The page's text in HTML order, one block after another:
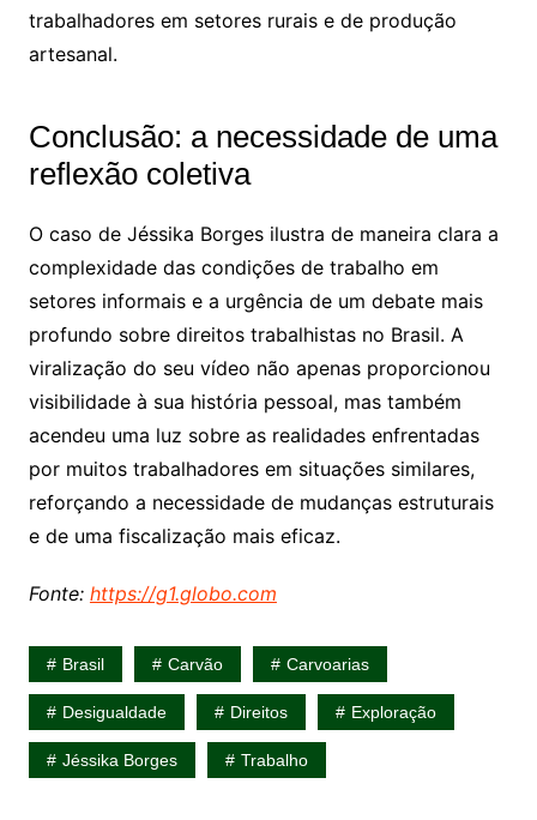
trabalhadores em setores rurais e de produção
artesanal.
Conclusão: a necessidade de uma
reflexão coletiva
O caso de Jéssika Borges ilustra de maneira clara a
complexidade das condições de trabalho em
setores informais e a urgência de um debate mais
profundo sobre direitos trabalhistas no Brasil. A
viralização do seu vídeo não apenas proporcionou
visibilidade à sua história pessoal, mas também
acendeu uma luz sobre as realidades enfrentadas
por muitos trabalhadores em situações similares,
reforçando a necessidade de mudanças estruturais
e de uma fiscalização mais eficaz.
Fonte: https://g1.globo.com
Brasil Carvão Carvoarias
Desigualdade Direitos Exploração
Jéssika Borges Trabalho